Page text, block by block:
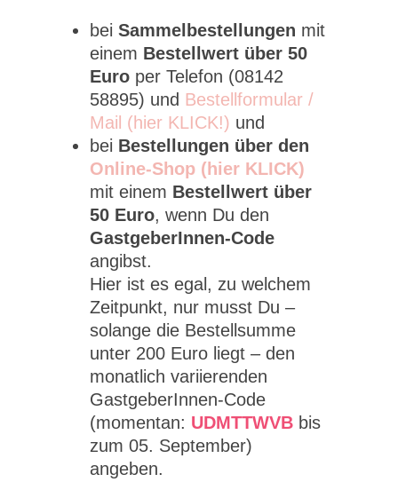
bei Sammelbestellungen mit
einem Bestellwert über 50
Euro per Telefon (08142
58895) und Bestellformular /
Mail (hier KLICK!) und
bei Bestellungen über den
Online-Shop (hier KLICK)
mit einem Bestellwert über
50 Euro, wenn Du den
GastgeberInnen-Code
angibst.
Hier ist es egal, zu welchem
Zeitpunkt, nur musst Du –
solange die Bestellsumme
unter 200 Euro liegt – den
monatlich variierenden
GastgeberInnen-Code
(momentan: UDMTTWVBbis
zum 05. September)
angeben.